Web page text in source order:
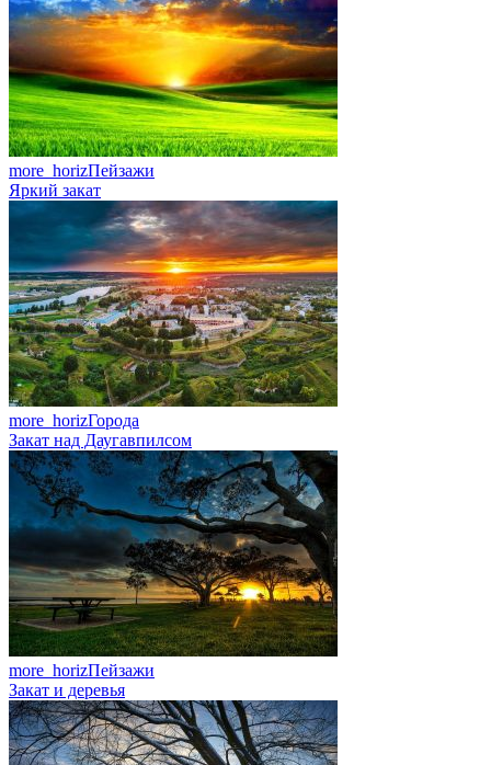
more_horizПейзажи
Яркий закат
more_horizГорода
Закат над Даугавпилсом
more_horizПейзажи
Закат и деревья